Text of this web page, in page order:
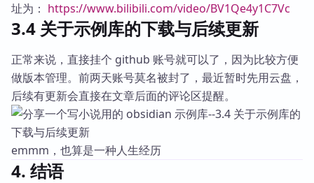
址为： https://www.bilibili.com/video/BV1Qe4y1C7Vc
3.4 关于示例库的下载与后续更新
正常来说，直接挂个 github 账号就可以了，因为比较方便
做版本管理。前两天账号莫名被封了，最近暂时先用云盘，
后续有更新会直接在文章后面的评论区提醒。
emmm，也算是一种人生经历
4. 结语